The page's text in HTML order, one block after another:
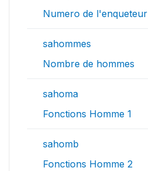
Numero de l'enqueteur
sahommes
Nombre de hommes
sahoma
Fonctions Homme 1
sahomb
Fonctions Homme 2